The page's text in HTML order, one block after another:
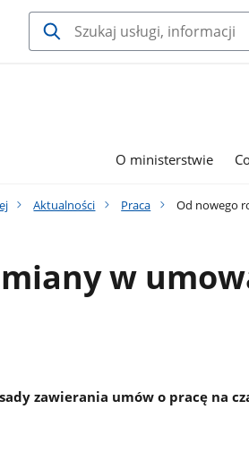
O ministerstwie
Aktualności Praca Od nowego
w
zawierania umów o pracę na